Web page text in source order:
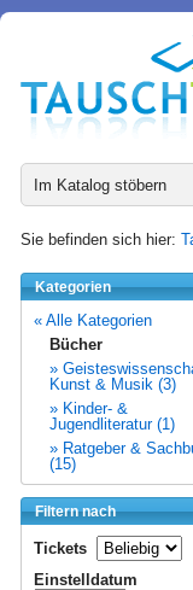
Im Katalog stöbern
Sie befinden sich hier:
Kategorien
« Alle Kategorien
Bücher
»
Kunst & Musik (3)
» Kinder- &
Jugendliteratur (1)
» Ratgeber &
(15)
Filtern nach
Tickets
Einstelldatum